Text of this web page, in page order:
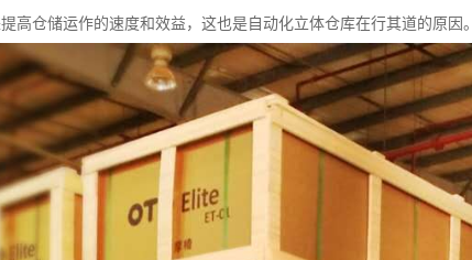
高仓储运作的速度和效益，这也是自动化立体仓库在行其道的原因。